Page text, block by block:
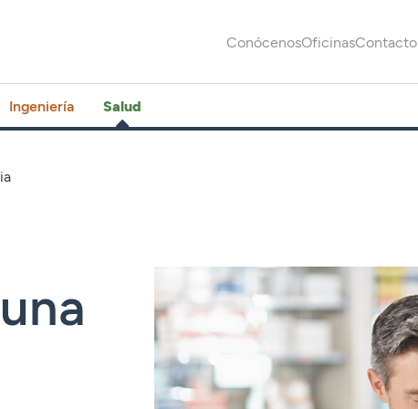
ConócenosOficinasContacto
Ingeniería Salud